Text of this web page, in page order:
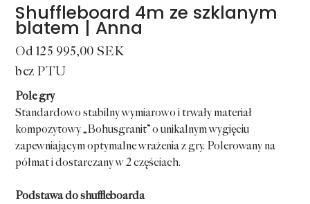
Shuffleboard 4m ze szklanym
blatem | Anna
Od Cena
125 995,00 SEK
bez PTU
Pole gry
Standardowo stabilny wymiarowo i trwały materiał
kompozytowy „Bohusgranit” o unikalnym wygięciu
zapewniającym optymalne wrażenia z gry. Polerowany na
półmat i dostarczany w 2 częściach.
Podstawa do shuffleboarda